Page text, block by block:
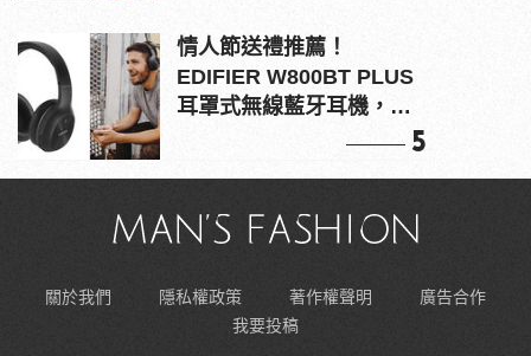
情人節送禮推薦！
EDIFIER W800BT PLUS
耳罩式無線藍牙耳機，在
5
關於我們 隱私權政策 著作權聲明
廣告合作
我要投稿